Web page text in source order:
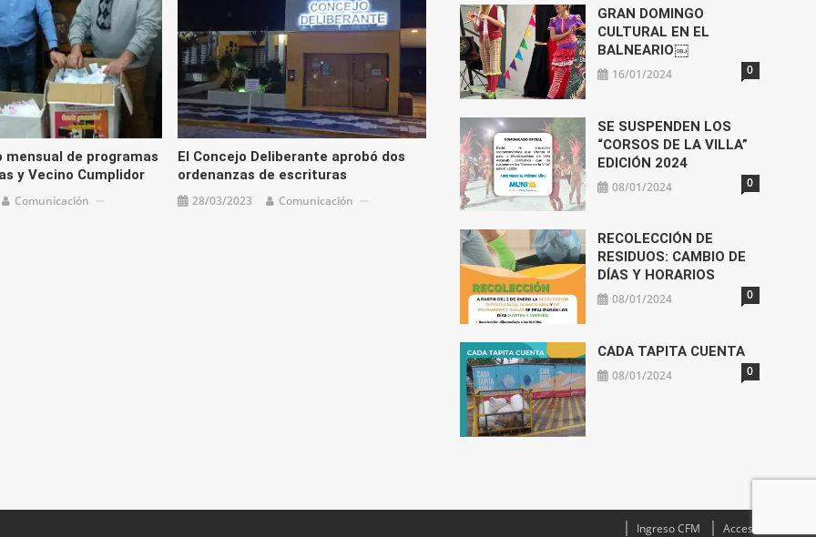
mensual de programas
y Vecino Cumplidor
Comunicación
El Concejo Deliberante aprobó dos
ordenanzas de escrituras
28/03/2023 Comunicación
GRAN DOMINGO
CULTURAL EN EL
BALNEARIO￼
16/01/2024 0
SE SUSPENDEN LOS
“CORSOS DE LA VILLA”
EDICIÓN 2024
08/01/2024 0
RECOLECCIÓN DE
RESIDUOS: CAMBIO DE
DÍAS Y HORARIOS
08/01/2024 0
CADA TAPITA CUENTA
08/01/2024 0
Ingreso CFM Acceso